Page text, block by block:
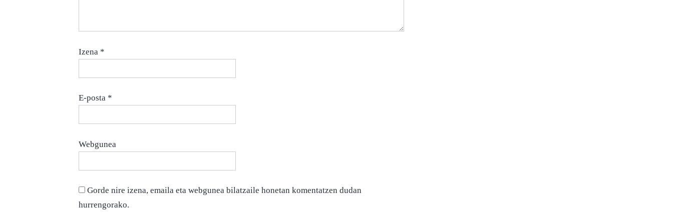
Izena *
E-posta *
Webgunea
Gorde nire izena, emaila eta webgunea bilatzaile honetan komentatzen dudan
hurrengorako.